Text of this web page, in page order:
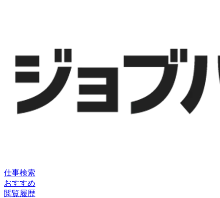
仕事検索
おすすめ
閲覧履歴